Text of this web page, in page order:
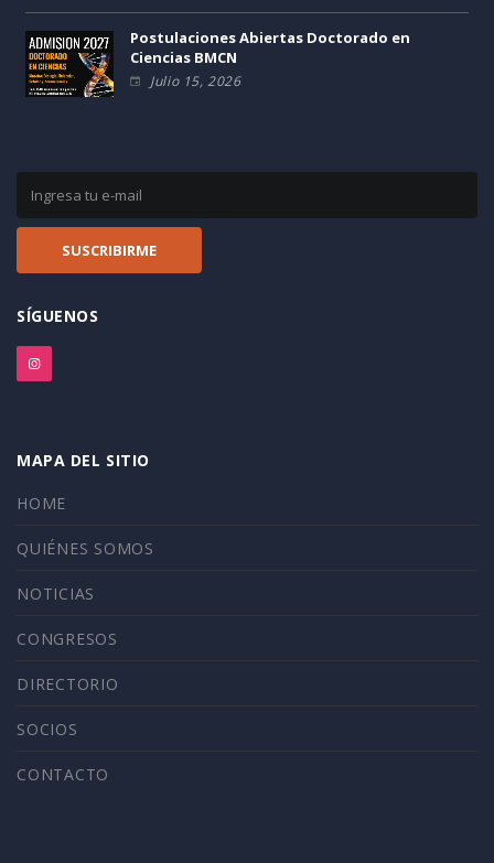
Postulaciones Abiertas Doctorado en
Ciencias BMCN
Julio 15, 2026
SÍGUENOS
MAPA DEL SITIO
HOME
QUIÉNES SOMOS
NOTICIAS
CONGRESOS
DIRECTORIO
SOCIOS
CONTACTO